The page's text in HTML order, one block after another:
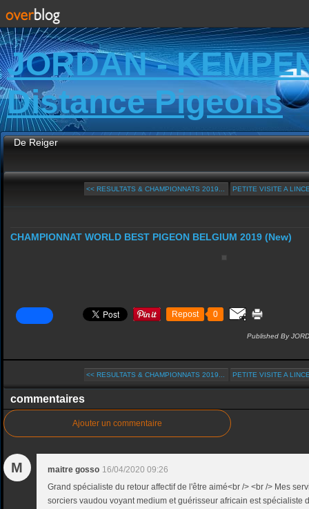
JORDAN -
Distance Pigeons
De Reiger
<< RESULTATS & CHAMPIONNATS 2019... PETITE VISITE A
CHAMPIONNAT WORLD BEST PIGEON BELGIUM 2019 (New)
Repost 0
Published By
<< RESULTATS & CHAMPIONNATS 2019... PETITE VISITE A
commentaires
Ajouter un commentaire
M maitre gosso 16/04/2020 09:26
Grand spécialiste du retour affectif de l'être aimé<br /> <br /> Mes
sorciers vaudou voyant medium et guérisseur africain est spécialiste